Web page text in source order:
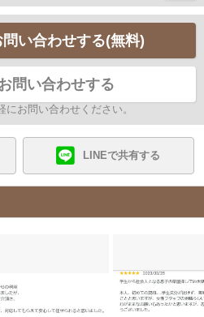
い合わせする(無料)
問い合わせする
お問い合わせください。
LINEで共有する